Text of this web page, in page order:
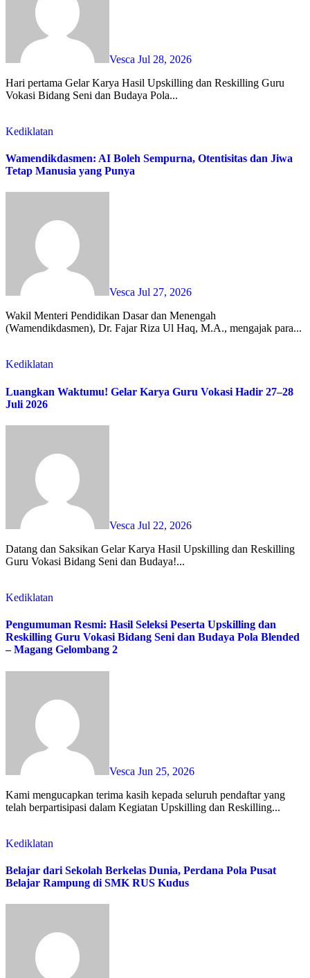
Vesca Jul 28, 2026
Hari pertama Gelar Karya Hasil Upskilling dan Reskilling Guru
Vokasi Bidang Seni dan Budaya Pola...
Kediklatan
Wamendikdasmen: AI Boleh Sempurna, Otentisitas dan Jiwa
Tetap Manusia yang Punya
Vesca Jul 27, 2026
Wakil Menteri Pendidikan Dasar dan Menengah
(Wamendikdasmen), Dr. Fajar Riza Ul Haq, M.A., mengajak para...
Kediklatan
Luangkan Waktumu! Gelar Karya Guru Vokasi Hadir 27–28
Juli 2026
Vesca Jul 22, 2026
Datang dan Saksikan Gelar Karya Hasil Upskilling dan Reskilling
Guru Vokasi Bidang Seni dan Budaya!...
Kediklatan
Pengumuman Resmi: Hasil Seleksi Peserta Upskilling dan
Reskilling Guru Vokasi Bidang Seni dan Budaya Pola Blended
– Magang Gelombang 2
Vesca Jun 25, 2026
Kami mengucapkan terima kasih kepada seluruh pendaftar yang
telah berpartisipasi dalam Kegiatan Upskilling dan Reskilling...
Kediklatan
Belajar dari Sekolah Berkelas Dunia, Perdana Pola Pusat
Belajar Rampung di SMK RUS Kudus